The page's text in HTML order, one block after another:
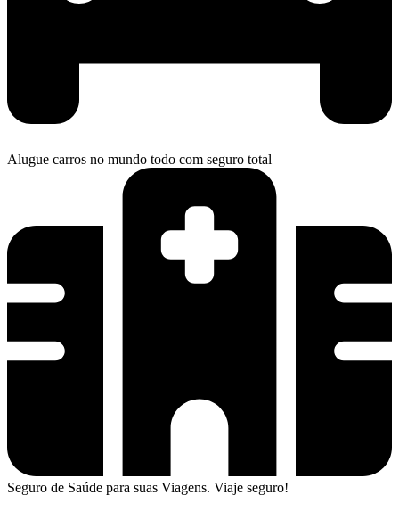
Alugue carros no mundo todo com seguro total
Seguro de Saúde para suas Viagens. Viaje seguro!